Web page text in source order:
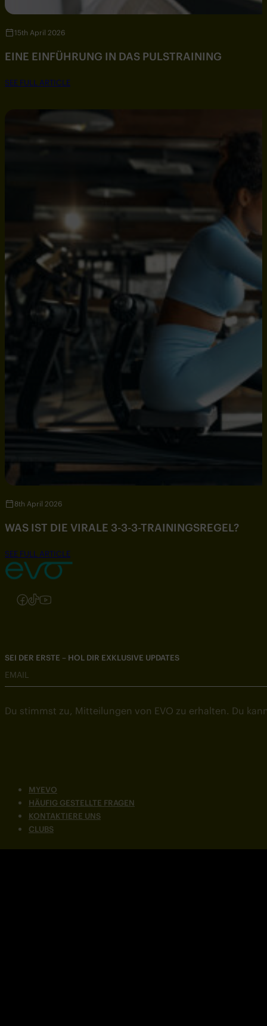
15th April 2026
EINE EINFÜHRUNG IN DAS PULSTRAINING
SEE FULL ARTICLE
8th April 2026
WAS IST DIE VIRALE 3-3-3-TRAININGSREGEL?
SEE FULL ARTICLE
Folgen Sie uns auf Instagram
Folgen Sie uns auf Facebook
Folgen Sie uns auf TikTok
Folgen Sie uns auf YouTube
MYEVO
HÄUFIG GESTELLTE FRAGEN
KONTAKTIERE UNS
CLUBS
SEI DER ERSTE – HOL DIR EXKLUSIVE UPDATES
EMAIL
Du stimmst zu, Mitteilungen von EVO zu erhalten. Du